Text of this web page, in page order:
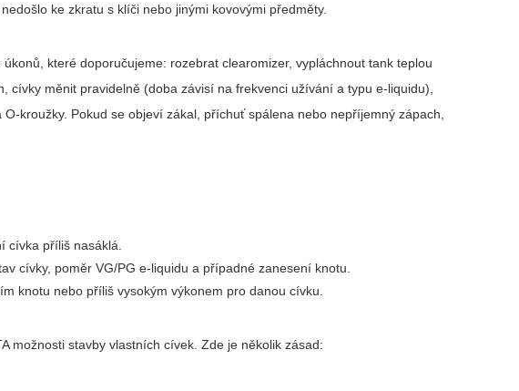
ke zkratu s klíči nebo jinými kovovými předměty.
které doporučujeme: rozebrat clearomizer, vypláchnout tank teplou
měnit pravidelně (doba závisí na frekvenci užívání a typu e-liquidu),
kroužky. Pokud se objeví zákal, příchuť spálena nebo nepříjemný zápach,
cívka příliš nasáklá.
cívky, poměr VG/PG e-liquidu a případné zanesení knotu.
knotu nebo příliš vysokým výkonem pro danou cívku.
možnosti stavby vlastních cívek. Zde je několik zásad: